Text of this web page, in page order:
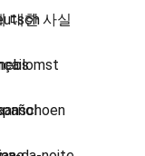
대한 사실